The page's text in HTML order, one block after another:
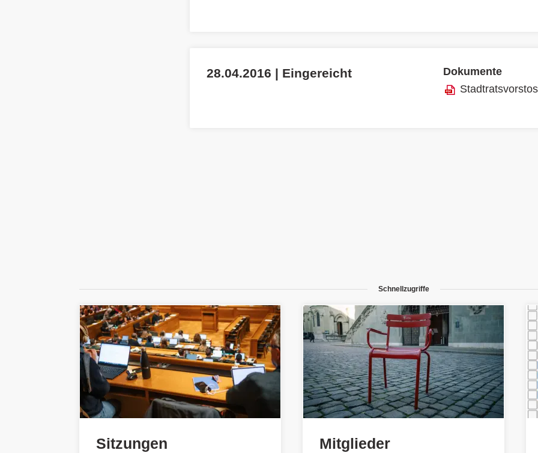
28.04.2016 | Eingereicht
Dokumente
Schnellzugriffe
Sitzungen Mitglieder